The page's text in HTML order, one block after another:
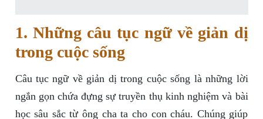
1. Những câu tục ngữ về giản dị
trong cuộc sống
Câu tục ngữ về giản dị trong cuộc sống là những lời
ngắn gọn chứa đựng sự truyền thụ kinh nghiệm và bài
học sâu sắc từ ông cha ta cho con cháu. Chúng giúp